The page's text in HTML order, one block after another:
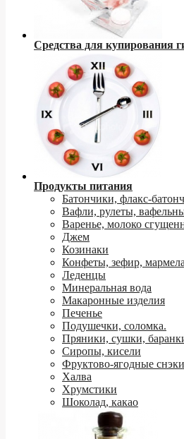
Средства для купирования
Продукты питания
Батончики, флакс-
Вафли, рулеты,
Варенье, молоко
Джем
Козинаки
Конфеты, зефир,
Леденцы
Минеральная вода
Макаронные изделия
Печенье
Подушечки, соломка.
Пряники, сушки,
Сиропы, кисели
Фруктово-ягодные снэки
Халва
Хрумстики
Шоколад, какао